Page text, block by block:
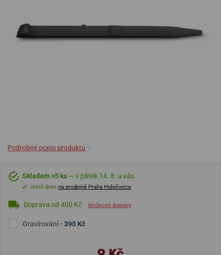
Podrobný popis produktu ↓
Skladem >5 ks — v pátek 14. 8. u vás
Ještě dnes na prodejně Praha Holešovice
Doprava od 400 Kč Možnosti dopravy
Gravírování- 390 Kč